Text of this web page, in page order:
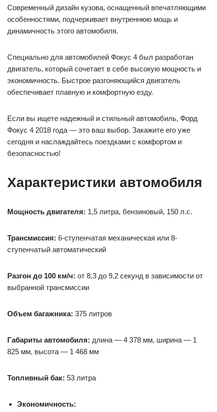
Современный дизайн кузова, оснащенный впечатляющими
особенностями, подчеркивает внутреннюю мощь и
динамичность этого автомобиля.
Специально для автомобилей Фокус 4 был разработан
двигатель, который сочетает в себе высокую мощность и
экономичность. Быстрое разгоняющийся двигатель
обеспечивает плавную и комфортную езду.
Если вы ищете надежный и стильный автомобиль, Форд
Фокус 4 2018 года — это ваш выбор. Закажите его уже
сегодня и наслаждайтесь поездками с комфортом и
безопасностью!
Характеристики автомобиля
Мощность двигателя: 1,5 литра, бензиновый, 150 л.с.
Трансмиссия: 6-ступенчатая механическая или 8-
ступенчатый автоматический
Разгон до 100 км/ч: от 8,3 до 9,2 секунд в зависимости от
выбранной трансмиссии
Объем багажника: 375 литров
Габариты автомобиля: длина — 4 378 мм, ширина — 1
825 мм, высота — 1 468 мм
Топливный бак: 53 литра
Экономичность: